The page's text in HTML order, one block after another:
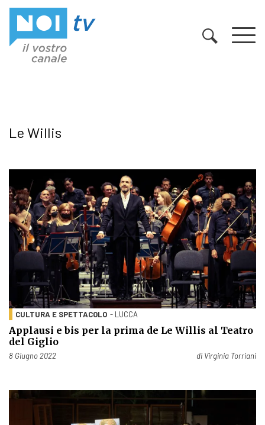
Le Willis
CULTURA E SPETTACOLO - LUCCA
Applausi e bis per la prima de Le Willis al Teatro
del Giglio
Pubblicato il
8 Giugno 2022 di Virginia Torriani